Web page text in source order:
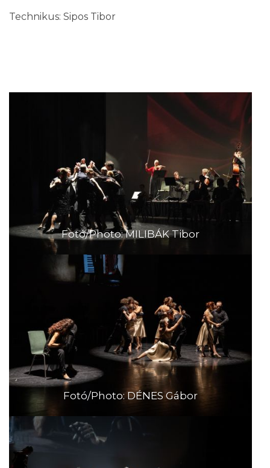
Technikus: Sipos Tibor
Fotó/Photo: MILIBÁK Tibor
Fotó/Photo: DÉNES Gábor